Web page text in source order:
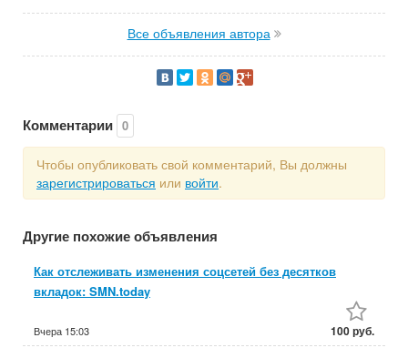
Все объявления автора
Комментарии 0
Чтобы опубликовать свой комментарий, Вы должны
зарегистрироваться или войти.
Другие похожие объявления
Как отслеживать изменения соцсетей без десятков
вкладок: SMN.today
Вчера 15:03 100 руб.